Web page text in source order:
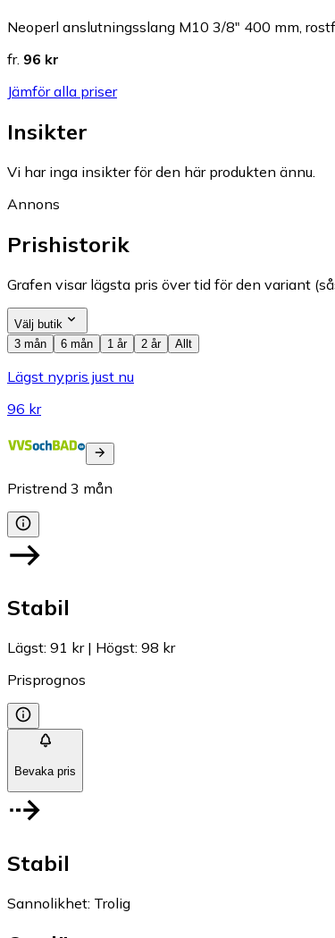
Neoperl anslutningsslang M10 3/8" 400 mm,
fr. 96 kr
Jämför alla priser
Insikter
Vi har inga insikter för den här produkten ännu.
Annons
Prishistorik
Grafen visar lägsta pris över tid för den variant
Välj butik
3 mån
6 mån 1 år 2 år Allt
Lägst nypris just nu
96 kr
Pristrend 3 mån
Stabil
Lägst: 91 kr| Högst: 98 kr
Prisprognos
Bevaka pris
Stabil
Sannolikhet: Trolig